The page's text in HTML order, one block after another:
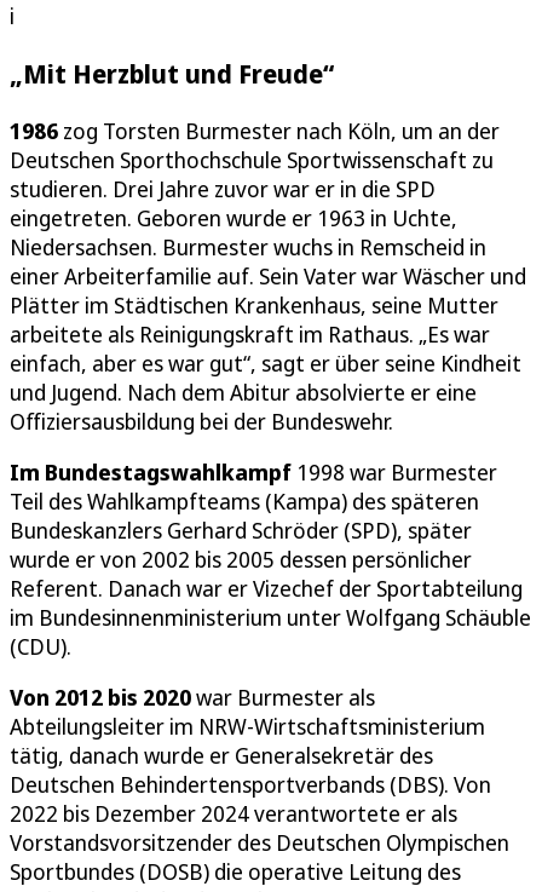
i
„Mit Herzblut und Freude“
1986 zog Torsten Burmester nach Köln, um an der
Deutschen Sporthochschule Sportwissenschaft zu
studieren. Drei Jahre zuvor war er in die SPD
eingetreten. Geboren wurde er 1963 in Uchte,
Niedersachsen. Burmester wuchs in Remscheid in
einer Arbeiterfamilie auf. Sein Vater war Wäscher und
Plätter im Städtischen Krankenhaus, seine Mutter
arbeitete als Reinigungskraft im Rathaus. „Es war
einfach, aber es war gut“, sagt er über seine Kindheit
und Jugend. Nach dem Abitur absolvierte er eine
Offiziersausbildung bei der Bundeswehr.
Im Bundestagswahlkampf 1998 war Burmester
Teil des Wahlkampfteams (Kampa) des späteren
Bundeskanzlers Gerhard Schröder (SPD), später
wurde er von 2002 bis 2005 dessen persönlicher
Referent. Danach war er Vizechef der Sportabteilung
im Bundesinnenministerium unter Wolfgang Schäuble
(CDU).
Von 2012 bis 2020war Burmester als
Abteilungsleiter im NRW-Wirtschaftsministerium
tätig, danach wurde er Generalsekretär des
Deutschen Behindertensportverbands (DBS). Von
2022 bis Dezember 2024 verantwortete er als
Vorstandsvorsitzender des Deutschen Olympischen
Sportbundes (DOSB) die operative Leitung des